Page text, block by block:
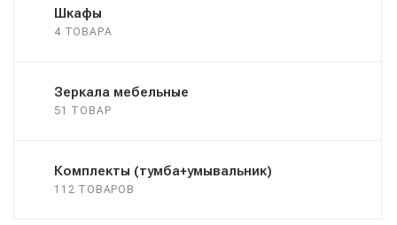
Шкафы
4 ТОВАРА
Зеркала мебельные
51 ТОВАР
Комплекты (тумба+умывальник)
112 ТОВАРОВ